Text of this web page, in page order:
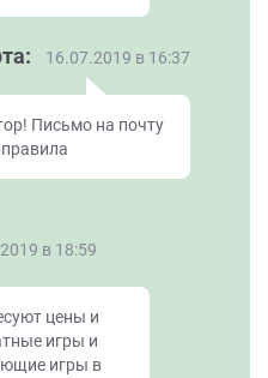
16.07.2019 в 16:37
Письмо на почту
в 18:59
цены и
игры и
игры в